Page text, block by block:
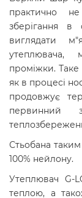
практично
зберігання в
виглядати
утеплювача,
проміжки.
як в процесі
продовжує
первинний
Стьобана
100% нейлону.
Утеплювач G-
теплою, а